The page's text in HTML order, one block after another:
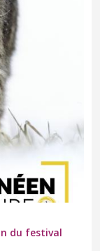
du festival